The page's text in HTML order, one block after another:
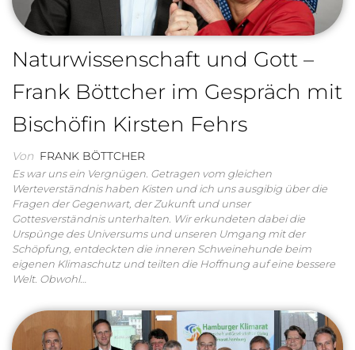
Naturwissenschaft und Gott –
Frank Böttcher im Gespräch mit
Bischöfin Kirsten Fehrs
Von FRANK BÖTTCHER
Es war uns ein Vergnügen. Getragen vom gleichen
Werteverständnis haben Kisten und ich uns ausgibig über die
Fragen der Gegenwart, der Zukunft und unser
Gottesverständnis unterhalten. Wir erkundeten dabei die
Urspünge des Universums und unseren Umgang mit der
Schöpfung, entdeckten die inneren Schweinehunde beim
eigenen Klimaschutz und teilten die Hoffnung auf eine bessere
Welt. Obwohl…